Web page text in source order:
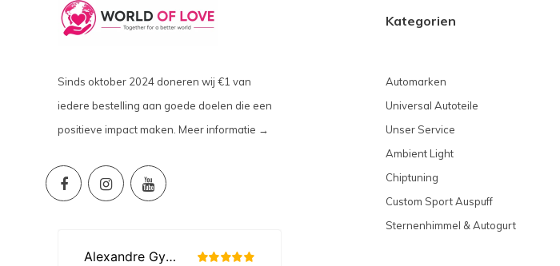
Sinds oktober 2024 doneren wij €1 van
iedere bestelling aan goede doelen die een
positieve impact maken. Meer informatie →
Kategorien
Automarken
Universal Autoteile
Unser Service
Ambient Light
Chiptuning
Custom Sport Auspuff
Sternenhimmel & Autogurt